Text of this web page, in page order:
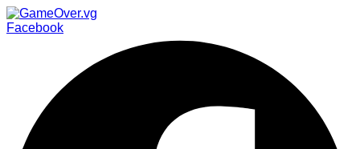
Facebook